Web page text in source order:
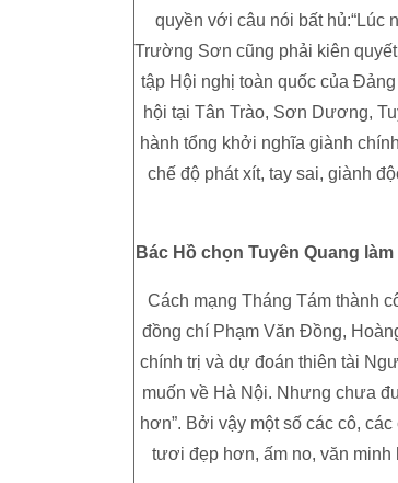
quyền với câu nói bất hủ:“Lúc
Trường Sơn cũng phải kiên
tập Hội nghị toàn quốc của
hội tại Tân Trào, Sơn Dương,
hành tổng khởi nghĩa giành
chế độ phát xít, tay sai, giành
Bác Hồ chọn Tuyên Quang
Cách mạng Tháng Tám thành
đồng chí Phạm Văn Đồng,
chính trị và dự đoán thiên tài
muốn về Hà Nội. Nhưng chưa
hơn”. Bởi vậy một số các cô,
tươi đẹp hơn, ấm no, văn